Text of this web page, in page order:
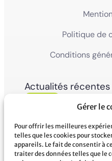
Gérer le
Pour offrir les meilleures
telles que les cookies pour
appareils. Le fait de consentir à
traiter des données telles que le
Politique de
Conditions
Actualités récentes
La Ville de
vendredi 5 juin
02 Ville de